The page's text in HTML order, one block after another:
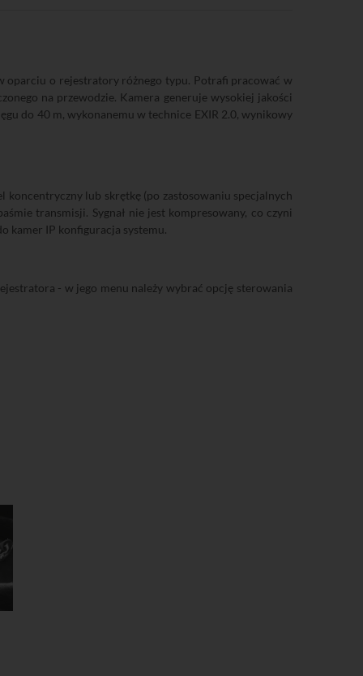
oparciu o rejestratory różnego typu. Potrafi pracować w
na przewodzie. Kamera generuje wysokiej jakości
do 40 m, wykonanemu w technice EXIR 2.0, wynikowy
koncentryczny lub skrętkę (po zastosowaniu specjalnych
transmisji. Sygnał nie jest kompresowany, co czyni
kamer IP konfiguracja systemu.
- w jego menu należy wybrać opcję sterowania